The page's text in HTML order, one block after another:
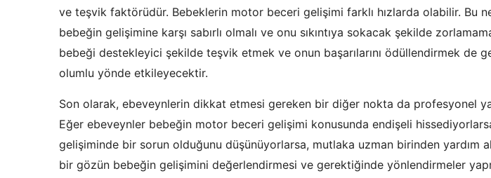
ve teşvik faktörüdür. Bebeklerin motor beceri gelişimi farklı hızlarda olabilir. Bu
bebeğin gelişimine karşı sabırlı olmalı ve onu sıkıntıya sokacak şekilde
bebeği destekleyici şekilde teşvik etmek ve onun başarılarını ödüllendirmek de
olumlu yönde etkileyecektir.
Son olarak, ebeveynlerin dikkat etmesi gereken bir diğer nokta da profesyonel
Eğer ebeveynler bebeğin motor beceri gelişimi konusunda endişeli
gelişiminde bir sorun olduğunu düşünüyorlarsa, mutlaka uzman birinden yardım
bir gözün bebeğin gelişimini değerlendirmesi ve gerektiğinde yönlendirmeler